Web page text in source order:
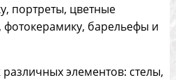
портреты, цветные
фотокерамику, барельефы и
элементов: стелы,